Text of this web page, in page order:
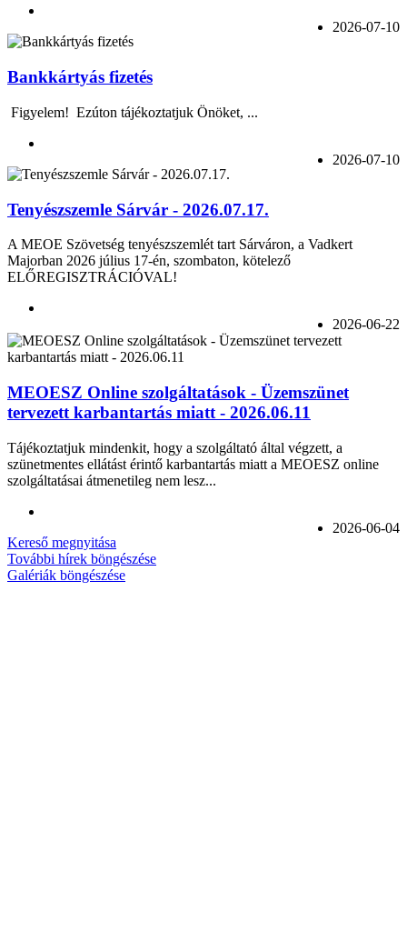
2026-07-10
Bankkártyás fizetés
Figyelem! Ezúton tájékoztatjuk Önöket, ...
2026-07-10
Tenyészszemle Sárvár - 2026.07.17.
A MEOE Szövetség tenyészszemlét tart Sárváron, a Vadkert
Majorban 2026 július 17-én, szombaton, kötelező
ELŐREGISZTRÁCIÓVAL!
2026-06-22
MEOESZ Online szolgáltatások - Üzemszünet
tervezett karbantartás miatt - 2026.06.11
Tájékoztatjuk mindenkit, hogy a szolgáltató által végzett, a
szünetmentes ellátást érintő karbantartás miatt a MEOESZ online
szolgáltatásai átmenetileg nem lesz...
2026-06-04
Kereső megnyitása
További hírek böngészése
Galériák böngészése